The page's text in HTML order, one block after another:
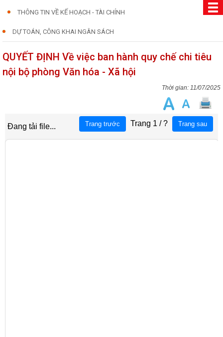
THÔNG TIN VỀ KẾ HOẠCH - TÀI CHÍNH
DỰ TOÁN, CÔNG KHAI NGÂN SÁCH
QUYẾT ĐỊNH Về việc ban hành quy chế chi tiêu
nội bộ phòng Văn hóa - Xã hội
11/07/2025